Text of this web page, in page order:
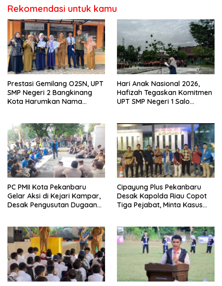
Rekomendasi untuk kamu
Prestasi Gemilang O2SN, UPT
SMP Negeri 2 Bangkinang
Kota Harumkan Nama
Hari Anak Nasional 2026,
Hafizah Tegaskan Komitmen
UPT SMP Negeri 1 Salo
PC PMII Kota Pekanbaru
Gelar Aksi di Kejari Kampar,
Desak Pengusutan Dugaan
Cipayung Plus Pekanbaru
Desak Kapolda Riau Copot
Tiga Pejabat, Minta Kasus